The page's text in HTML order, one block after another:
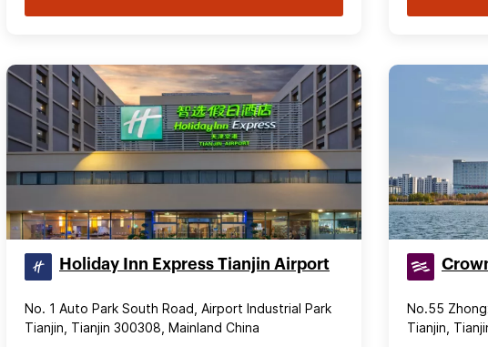
Holiday Inn Express Tianjin Airport
No. 1 Auto Park South Road, Airport Industrial Park
Tianjin, Tianjin 300308, Mainland China
No.55
Tianjin,